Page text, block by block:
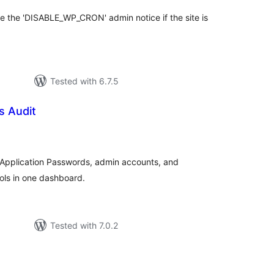
'DISABLE_WP_CRON' admin notice if the site is
Tested with 6.7.5
Audit
Passwords, admin accounts, and
in one dashboard.
Tested with 7.0.2